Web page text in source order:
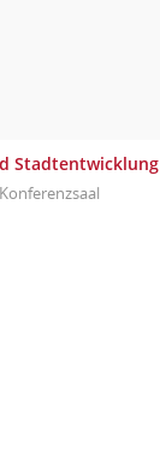
Stadtentwicklung